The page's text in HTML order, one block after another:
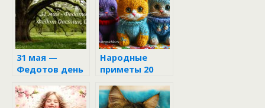
31 мая —
Федотов день
календаре
Народные
приметы 20